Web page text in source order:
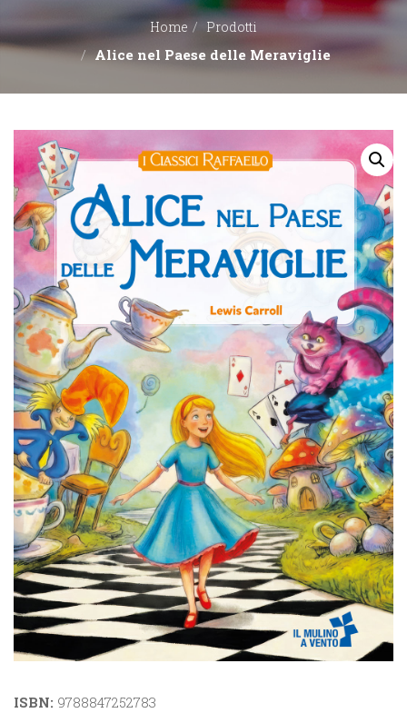
EDITORI
CONTATTACI
LIBRERIE
Home Prodotti
Alice nel Paese delle Meraviglie
ISBN: 9788847252783